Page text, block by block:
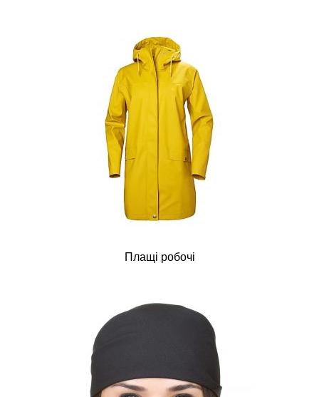
Плащі робочі